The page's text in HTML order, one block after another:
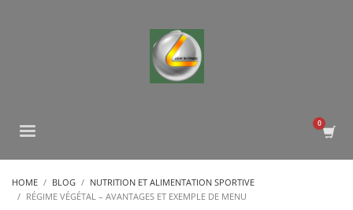
HOME BLOG
NUTRITION ET ALIMENTATION SPORTIVE
RÉGIME VÉGÉTAL – AVANTAGES ET EXEMPLE DE MENU